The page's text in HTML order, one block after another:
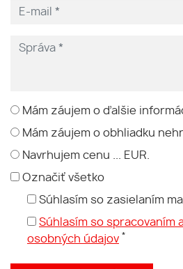
Mám záujem o ďalšie
Mám záujem o obhliadku
Navrhujem cenu ... EUR.
Označiť všetko
Súhlasím so zasielaním
Súhlasím so spracovaním
osobných údajov *